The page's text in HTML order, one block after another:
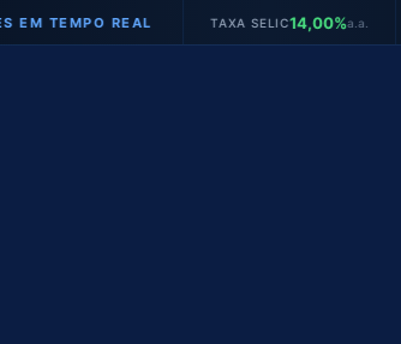
REAL TAXA SELIC14,00%a.a. IPCA